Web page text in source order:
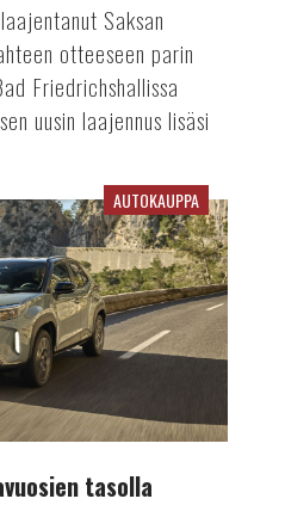
Saksan
otteeseen parin
Friedrichshallissa
uusin laajennus lisäsi
AUTOKAUPPA
tasolla